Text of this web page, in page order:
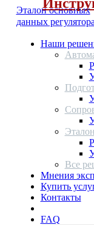
Эталон основных
данных регулятора
Наши
Все
Мнения
Купить
Контакты
FAQ